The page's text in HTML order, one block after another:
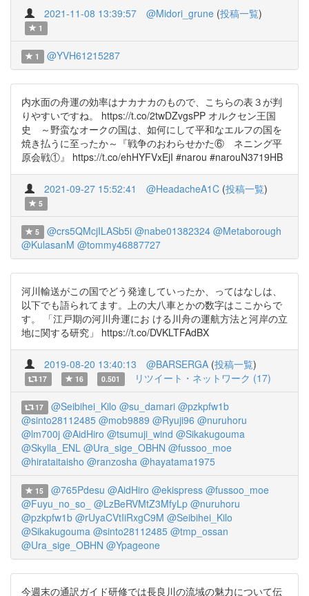
2021-11-08 13:39:57 @Midori_grune (投稿一覧)
1
1 @YVH61215287
内水面の舟運の効率はナカナカのもので、こちらの表３が判
りやすいですね。 https://t.co/2twDZvgsPP オルクセン王国
史 ～野蛮なオークの国は、如何にして平和なエルフの国を
焼き払うに至ったか～『戦争のおわらせかた⑥ ネニング平
原会戦①』 https://t.co/ehHYFVxEjI #narou #narouN3719HB
2021-09-27 15:52:41 @HeadacheA1C (投稿一覧)
5
5 @crs5QMcjILASb5i @nabe01382324 @Metaborough
@KulasanM @tommy46887727
河川輸送がこの国でどう発達していったか、ってはなしは、
以下でも語られてます。上の大八車とかの数字はここからで
す。 「江戸期の河川舟運にお ける川舟の運航方法と河岸の立
地に関する研究」 https://t.co/DVKLTFAdBX
2019-08-20 13:40:13 @BARSERGA (投稿一覧)
17 16 0.501 リツイート・ネットワーク (17)
17 @Seibihei_Kilo @su_damari @pzkpfw1b
@sinto28112485 @mob9889 @Ryuji96 @nuruhoru
@lm700j @AidHiro @tsumuji_wind @Sikakugouma
@Skylla_ENL @Ura_sige_OBHN @fussoo_moe
@hirataitaisho @ranzosha @hayatama1975
15 @765Pdesu @AidHiro @ekispress @fussoo_moe
@Fuyu_no_so_
@LzBeRVMtZ3MfyLp @nuruhoru
@pzkpfw1b @rUyaCVtIiRxgC9M @Seibihei_Kilo
@Sikakugouma @sinto28112485 @tmp_ossan
@Ura_sige_OBHN @Ypageone
今週末の通訳ガイド研修では長良川の流域の魅力について伝